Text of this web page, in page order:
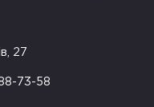
27
73-58